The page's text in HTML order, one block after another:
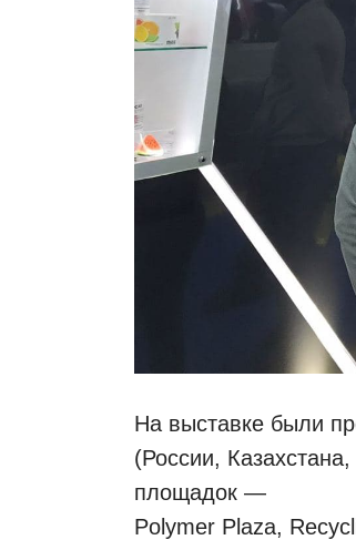
На выставке были
(России,
площадок —
Polymer Plaza,